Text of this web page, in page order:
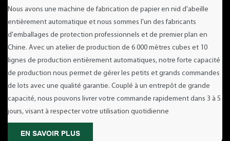
Nous avons une machine de fabrication de papier en nid d'abeille
entièrement automatique et nous sommes l'un des fabricants
d'emballages de protection professionnels et de premier plan en
Chine. Avec un atelier de production de 6 000 mètres cubes et 10
lignes de production entièrement automatiques, notre forte capacité
de production nous permet de gérer les petits et grands commandes
de lots avec une qualité garantie. Couplé à un entrepôt de grande
capacité, nous pouvons livrer votre commande rapidement dans 3 à 5
jours, visant à respecter votre utilisation quotidienne
EN SAVOIR PLUS